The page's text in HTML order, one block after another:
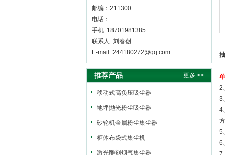
邮编：211300
电话：
手机: 18701981385
联系人: 刘春创
E-mail: 244180272@qq.com
推荐产品 更多 >>
移动式高负压吸尘器
地坪抛光粉尘吸尘器
砂轮机金属粉尘集尘器
柜体布袋式集尘机
激光雕刻烟气集尘器
2
3
4
5
6